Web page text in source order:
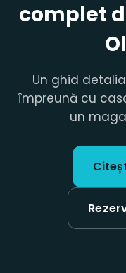
complet
Un ghid
împreună cu
un